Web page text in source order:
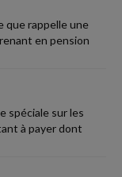
que rappelle une
en pension
spéciale sur les
à payer dont